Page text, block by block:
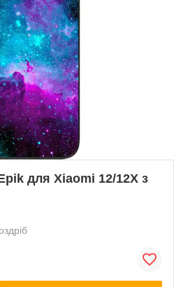
для Xiaomi 12/12X з